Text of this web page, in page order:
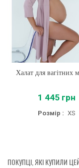
Халат для вагітних
1 445 грн
Розмір : XS
ПОКУПЦІ, ЯКІ КУПИЛИ